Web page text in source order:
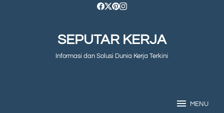
SEPUTAR KERJA
Informasi dan Solusi Dunia Kerja Terkini
MENU